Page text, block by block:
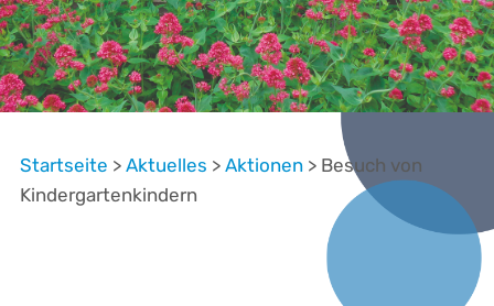
Startseite > Aktuelles > Aktionen> Besuch von
Kindergartenkindern